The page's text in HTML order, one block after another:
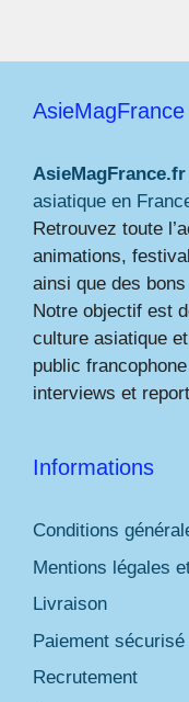
AsieMagFrance
AsieMagFrance.fr
asiatique en
Retrouvez toute
animations,
ainsi que des
Notre objectif est
culture asiatique
public
interviews et
Informations
Conditions
Mentions légales
Livraison
Paiement sécurisé
Recrutement